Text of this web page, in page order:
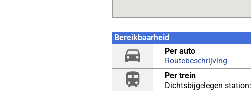
Bereikbaarheid
Per auto
Routebeschrijving
Per trein
Dichtsbijgelegen station: